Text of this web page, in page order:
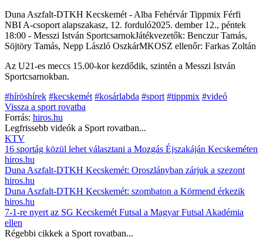
Duna Aszfalt-DTKH Kecskemét - Alba Fehérvár Tippmix Férfi
NBI A-csoport alapszakasz, 12. forduló2025. dember 12., péntek
18:00 - Messzi István SportcsarnokJátékvezetők: Benczur Tamás,
Söjtöry Tamás, Nepp László OszkárMKOSZ ellenőr: Farkas Zoltán
Az U21-es meccs 15.00-kor kezdődik, szintén a Messzi István
Sportcsarnokban.
#híröshírek #kecskemét #kosárlabda #sport #tippmix #videó
Vissza a sport rovatba
Forrás: hiros.hu
Legfrissebb videók a Sport rovatban...
KTV
16 sportág közül lehet választani a Mozgás Éjszakáján Kecskeméten
hiros.hu
Duna Aszfalt-DTKH Kecskemét: Oroszlányban zárjuk a szezont
hiros.hu
Duna Aszfalt-DTKH Kecskemét: szombaton a Körmend érkezik
hiros.hu
7-1-re nyert az SG Kecskemét Futsal a Magyar Futsal Akadémia
ellen
Régebbi cikkek a Sport rovatban...